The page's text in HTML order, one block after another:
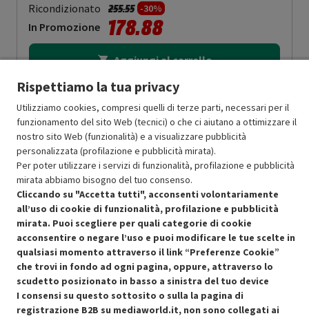
Ricondizionato Prezzo ridotto da
255.55a-30%
In Promozione 178.88
Aggiungi al carrello
SCONTO RICONDIZIONATI
Approfitta dello sconto del 30% sul prodotto ricondizionato.
Condizioni generali di vendita
Cookie Policy
Preferenze cookie
Recedere dal contratto qui
Rispettiamo la tua privacy
Utilizziamo cookies, compresi quelli di terze parti, necessari per il
funzionamento del sito Web (tecnici) o che ci aiutano a ottimizzare il
nostro sito Web (funzionalità) e a visualizzare pubblicità
personalizzata (profilazione e pubblicità mirata).
Per poter utilizzare i servizi di funzionalità, profilazione e pubblicità
mirata abbiamo bisogno del tuo consenso.
Cliccando su "Accetta tutti", acconsenti volontariamente
all’uso di cookie di funzionalità, profilazione e pubblicità
mirata. Puoi scegliere per quali categorie di cookie
acconsentire o negare l’uso e puoi modificare le tue scelte in
qualsiasi momento attraverso il link “Preferenze Cookie”
che trovi in fondo ad ogni pagina, oppure, attraverso lo
scudetto posizionato in basso a sinistra del tuo device
I consensi su questo sottosito o sulla la pagina di
registrazione B2B su mediaworld.it, non sono collegati ai